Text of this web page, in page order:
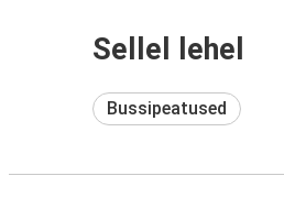
Sellel lehel
Bussipeatused